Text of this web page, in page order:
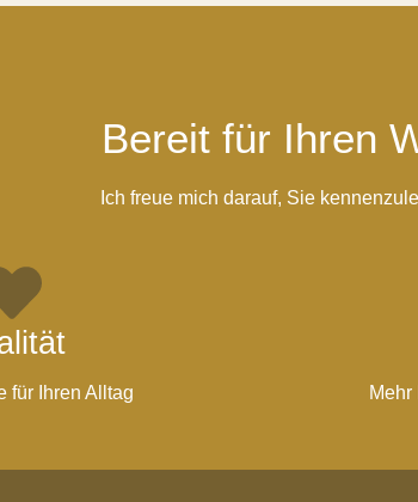
Bereit für Ihren
Ich freue mich darauf, Sie
für Ihren Alltag